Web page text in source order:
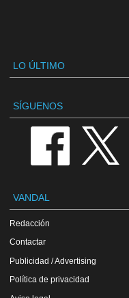
LO ÚLTIMO
SÍGUENOS
VANDAL
Redacción
Contactar
Publicidad / Advertising
Política de privacidad